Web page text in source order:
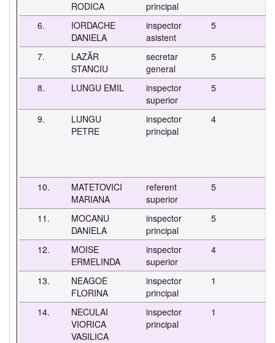
RODICA
principal
6.
IORDACHE
DANIELA
inspector
asistent
5
7.
LAZĂR
STANCIU
secretar
general
5
8. LUNGU EMIL
inspector
superior
5
9.
LUNGU
PETRE
inspector
principal
4
10.
MATETOVICI
MARIANA
referent
superior
5
11.
MOCANU
DANIELA
inspector
principal
5
12.
MOISE
ERMELINDA
inspector
superior
4
13.
NEAGOE
FLORINA
inspector
principal
1
14.
NECULAI
VIORICA
VASILICA
inspector
principal
1